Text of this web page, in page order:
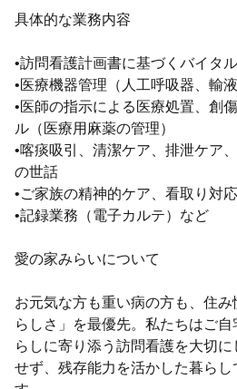
具体的な業務内容
•訪問看護計画書に基づくバイタ
•医療機器管理（人工呼吸器、輸
•医師の指示による医療処置、創
ル（医療用麻薬の管理）
•喀痰吸引、清潔ケア、排泄ケア
の世話
•ご家族の精神的ケア、看取り対応
•記録業務（電子カルテ）など
愛の家みらいについて
お元気な方も重い病の方も、住み
らしさ」を最優先。私たちはご
らしに寄り添う訪問看護を大切
せず、残存能力を活かした暮らし